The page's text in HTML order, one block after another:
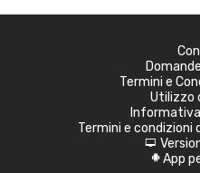
Termini e
Utilizzo
Termini e condizioni
d
A App